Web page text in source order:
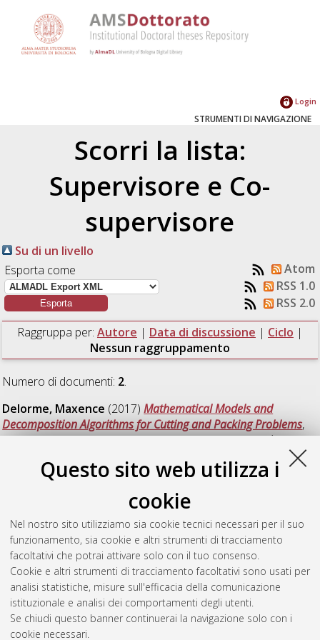
Questo sito web utilizza i
cookie
Nel nostro sito utilizziamo sia cookie tecnici necessari per il suo
funzionamento, sia cookie e altri strumenti di tracciamento
facoltativi che potrai attivare solo con il tuo consenso.
Cookie e altri strumenti di tracciamento facoltativi sono usati per
analisi statistiche, misure sull'efficacia della comunicazione
istituzionale e analisi dei comportamenti degli utenti.
Se chiudi questo banner continuerai la navigazione solo con i
cookie necessari.
Login
STRUMENTI DI NAVIGAZIONE
Scorri la lista:
Supervisore e Co-
supervisore
Su di un livello
Esporta come
Atom
RSS 1.0
RSS 2.0
Raggruppa per: Autore | Data di discussione | Ciclo |
Nessun raggruppamento
Numero di documenti: 2.
Delorme, Maxence (2017)Mathematical Models and
Decomposition Algorithms for Cutting and Packing Problems,
[Dissertation thesis], Alma Mater Studiorum Università di
operativa, 29 Ciclo. DOI 10.6092/unibo/amsdottorato/7828.
(2017)Combinatorial Optimisation
Problems in Logistics and Scheduling, [Dissertation thesis],
Alma Mater Studiorum Università di Bologna. Dottorato di
ricerca inAutomatica e ricerca operativa , 29 Ciclo. DOI
10.6092/unibo/amsdottorato/7908.
Questa lista e' stata generata ilFri Aug 7 20:45:05 2026 CEST